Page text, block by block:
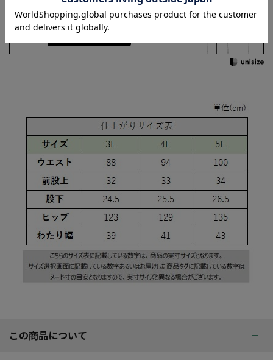
Check the recommended size
Try this item on
この商品について